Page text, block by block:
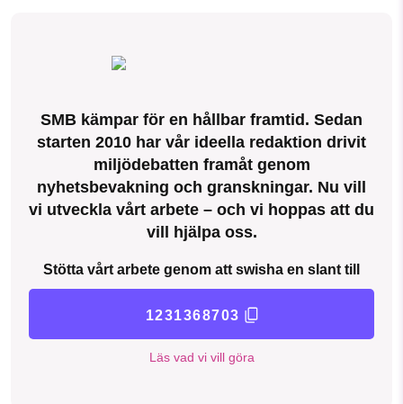
SMB kämpar för en hållbar framtid. Sedan
starten 2010 har vår ideella redaktion drivit
miljödebatten framåt genom
nyhetsbevakning och granskningar. Nu vill
vi utveckla vårt arbete – och vi hoppas att du
vill hjälpa oss.
Stötta vårt arbete genom att swisha en slant till
1231368703
Läs vad vi vill göra